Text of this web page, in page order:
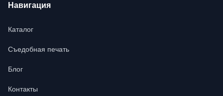
Навигация
Каталог
Съедобная печать
Блог
Контакты